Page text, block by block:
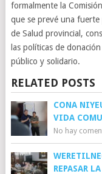
formalmente la
que se prevé una
de Salud provincial,
las políticas de
público y solidario.
RELATED POSTS
CONA
VIDA
No hay
REPASAR